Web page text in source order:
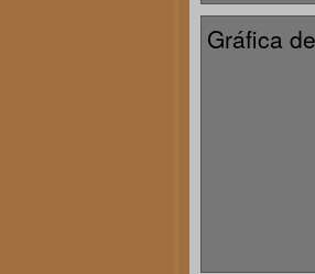
Gráfica